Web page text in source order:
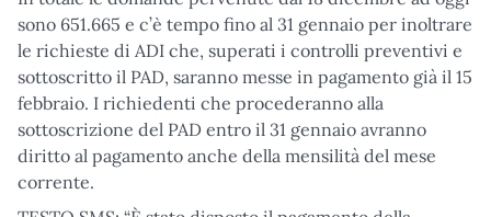
sono 651.665 e c’è tempo fino al 31 gennaio per inoltrare
le richieste di ADI che, superati i controlli preventivi e
sottoscritto il PAD, saranno messe in pagamento già il 15
febbraio. I richiedenti che procederanno alla
sottoscrizione del PAD entro il 31 gennaio avranno
diritto al pagamento anche della mensilità del mese
corrente.